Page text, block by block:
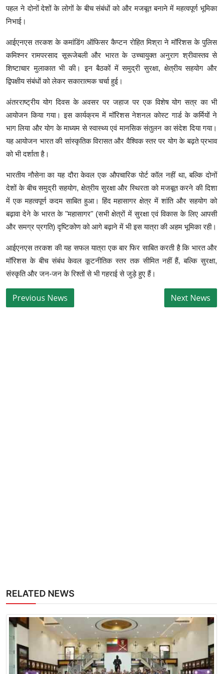
पहल ने दोनों देशों के लोगों के बीच संबंधों को और मजबूत बनाने में महत्वपूर्ण भूमिका
निभाई।
आईएनएस तरकश के कमांडिंग ऑफिसर कैप्टन रोहित मिश्रा ने मॉरिशस के पुलिस
कमिश्नर रामपरसाद सूरूजेबली और भारत के उच्चायुक्त अनुराग श्रीवास्तव से
शिष्टाचार मुलाकात भी की। इन बैठकों में समुद्री सुरक्षा, क्षेत्रीय सहयोग और
द्विपक्षीय संबंधों को लेकर सकारात्मक चर्चा हुई।
अंतरराष्ट्रीय योग दिवस के अवसर पर जहाज पर एक विशेष योग सत्र का भी
आयोजन किया गया। इस कार्यक्रम में मॉरिशस नेशनल कोस्ट गार्ड के कर्मियों ने
भाग लिया और योग के माध्यम से स्वास्थ्य एवं मानसिक संतुलन का संदेश दिया गया।
यह आयोजन भारत की सांस्कृतिक विरासत और वैश्विक स्तर पर योग के बढ़ते प्रभाव
को भी दर्शाता है।
भारतीय नौसेना का यह दौरा केवल एक औपचारिक पोर्ट कॉल नहीं था, बल्कि दोनों
देशों के बीच समुद्री सहयोग, क्षेत्रीय सुरक्षा और स्थिरता को मजबूत करने की दिशा
में एक महत्वपूर्ण कदम साबित हुआ। हिंद महासागर क्षेत्र में शांति और सहयोग को
बढ़ावा देने के भारत के "महासागर" (सभी क्षेत्रों में सुरक्षा एवं विकास के लिए आपसी
और समग्र प्रगति) दृष्टिकोण को आगे बढ़ाने में भी इस यात्रा की अहम भूमिका रही।
आईएनएस तरकश की यह सफल यात्रा एक बार फिर साबित करती है कि भारत और
मॉरिशस के बीच संबंध केवल कूटनीतिक स्तर तक सीमित नहीं हैं, बल्कि सुरक्षा,
संस्कृति और जन-जन के रिश्तों से भी गहराई से जुड़े हुए हैं।
RELATED NEWS